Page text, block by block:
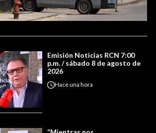
Emisión Noticias RCN 7:00
p.m. / sábado 8 de agosto de
2026
Haceuna hora